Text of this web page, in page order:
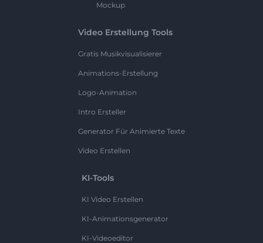
Mockup
Video Erstellung Tools
Gratis Musikvisualisierer
Animations-Erstellung
Logo-Animation
Intro Ersteller
Generator Für Animierte Texte
Video Erstellen
KI-Tools
KI Video Erstellen
KI-Animationsgenerator
KI-Videoeditor